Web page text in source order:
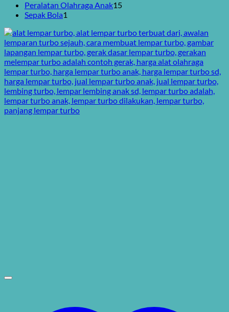
Produk
Peralatan Olahraga Anak1515
Sepak Bola1